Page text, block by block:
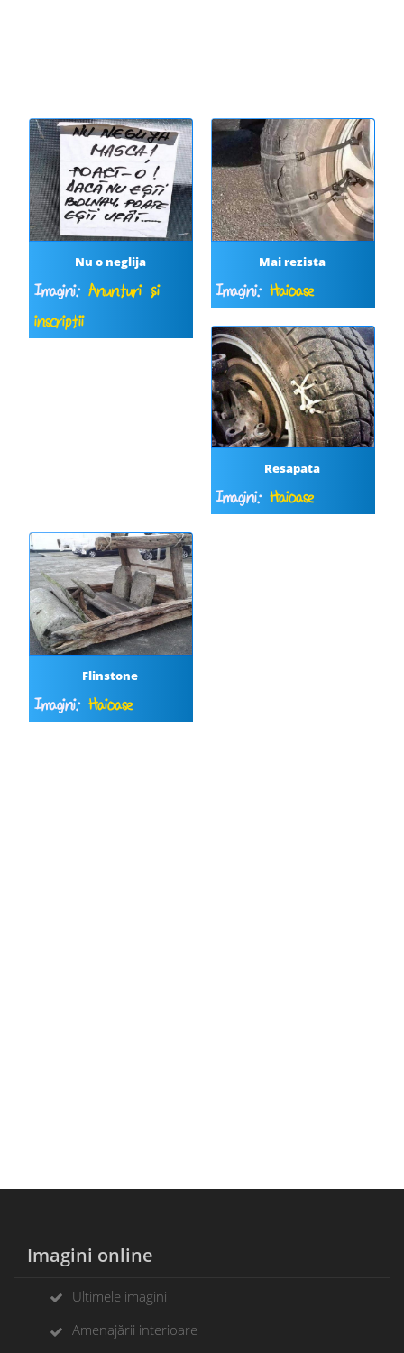
Nu o neglija
Imagini: Anunțuri și
inscripții
Mai rezista
Imagini:Haioase
Resapata
Imagini:Haioase
Flinstone
Imagini: Haioase
Imagini online
Ultimele imagini
Amenajării interioare